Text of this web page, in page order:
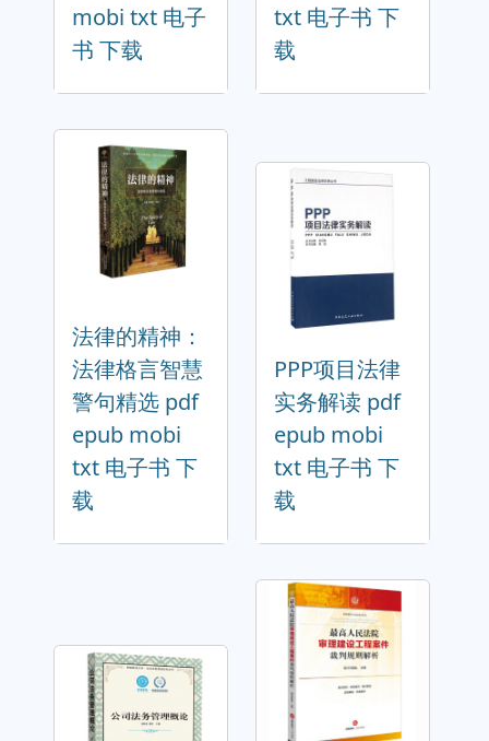
mobi txt 电子
书 下载
txt 电子书 下
载
法律的精神：
法律格言智慧
警句精选 pdf
epub mobi
txt 电子书 下
载
PPP项目法律
实务解读 pdf
epub mobi
txt 电子书 下
载